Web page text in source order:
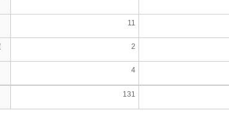
11
2
4
131